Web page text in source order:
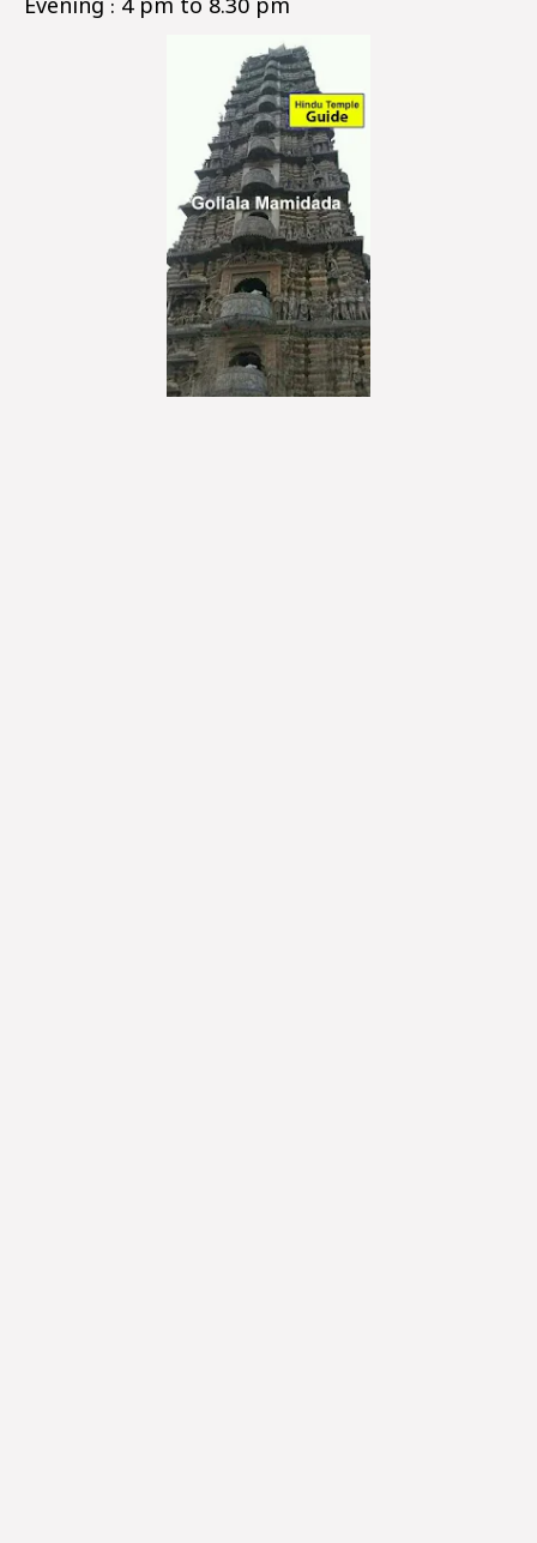
Evening : 4 pm to 8.30 pm